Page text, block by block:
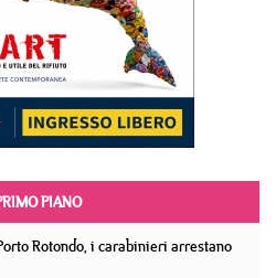
PIANO
Rotondo, i carabinieri arrestano